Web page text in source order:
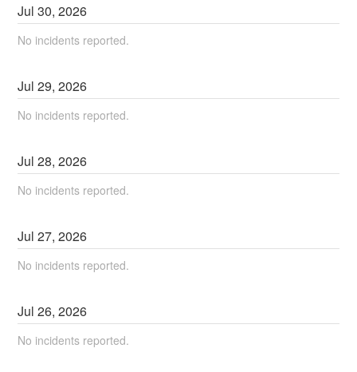
Jul30,2026
No incidents reported.
Jul29,2026
No incidents reported.
Jul28,2026
No incidents reported.
Jul27,2026
No incidents reported.
Jul26,2026
No incidents reported.